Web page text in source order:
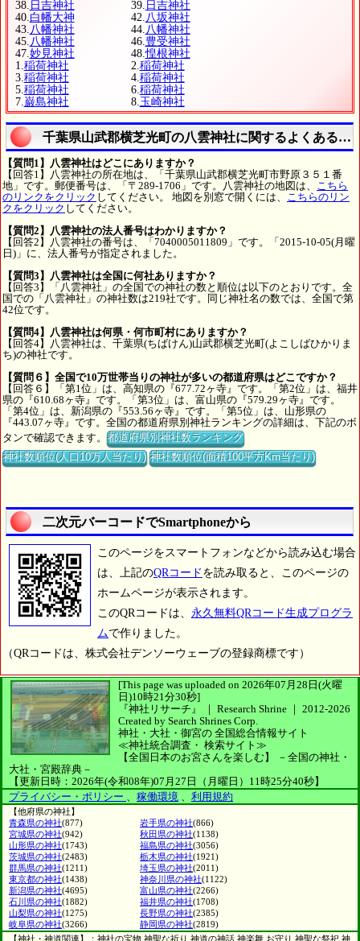
38. 日吉神社 39. 日吉神社
40.白幡大神 42.八坂神社
43.八幡神社 44.八幡神社
45.八幡神社 46.豊受神社
47.妙見神社 48.惶根神社
1.稲荷神社 2.稲荷神社
3.稲荷神社 4.稲荷神社
5.稲荷神社 6.稲荷神社
7.巌島神社 8.玉崎神社
千葉県山武郡横芝光町の八雲神社に関するよくある質
【質問1】八雲神社はどこにありますか？
【回答1】八雲神社の所在地は、「千葉県山武郡横芝光町市野原３５１番
地」です。郵便番号は、「〒289-1706」です。八雲神社の地図は、 こちら
のリンクをクリック してください。 地図を別窓で開くには、 こちらのリン
クをクリック してください。
【質問2】八雲神社の法人番号はわかりますか？
【回答2】八雲神社の番号は、「7040005011809」です。「2015-10-05(月曜
日)」に、法人番号が指定されました。
【質問3】八雲神社は全国に何社ありますか？
【回答3】「八雲神社」の全国での神社の数と順位は以下のとおりです。全
国での「八雲神社」の神社数は219社です。同じ神社名の数では、全国で第
42位です。
【質問4】八雲神社は何県・何市町村にありますか？
【回答4】八雲神社は、千葉県(ちばけん)山武郡横芝光町(よこしばひかりま
ち)の神社です。
【質問６】全国で10万世帯当りの神社が多いの都道府県はどこですか？
【回答６】「第1位」は、高知県の『677.72ヶ寺』です。「第2位」は、福井
県の『610.68ヶ寺』です。「第3位」は、富山県の『579.29ヶ寺』です。
「第4位」は、新潟県の『553.56ヶ寺』です。「第5位」は、山形県の
『443.07ヶ寺』です。全国の都道府県別神社ランキングの詳細は、下記のボ
タンで確認できます。都道府県別神社数ランキング
神社数順位(人口10万人当たり) 神社数順位(面積100平方Km当たり)
二次元バーコードでSmartphoneから
このページをスマートフォンなどから読み込む場合
は、上記のQRコード を読み取ると、このページの
ホームページが表示されます。
このQRコードは、 永久無料QRコード生成プログラ
ムで作りました。
（QRコードは、株式会社デンソーウェーブの登録商標です）
[This page was uploaded on 2026年07月28日(火曜
日)10時21分30秒]
『神社リサーチ』 ｜ Research Shrine ｜ 2012-2026
Created by Search Shrines Corp.
神社・大社・御宮の 全国総合情報サイト
≪神社統合調査・ 検索サイト≫
【全国日本のお宮さんを楽しむ】
－全国の神社・
大社・宮殿辞典－
【更新日時：2026年(令和08年)07月27日（月曜日）11時25分40秒】
プライバシー・ポリシー 、 稼働環境 、 利用規約
【他府県の神社】
青森県の神社(877) 岩手県の神社(866)
宮城県の神社(942) 秋田県の神社(1138)
山形県の神社(1743) 福島県の神社(3056)
茨城県の神社(2483) 栃木県の神社(1921)
群馬県の神社(1211) 埼玉県の神社(2011)
東京都の神社(1438) 神奈川県の神社(1122)
新潟県の神社(4695) 富山県の神社(2266)
石川県の神社(1882) 福井県の神社(1708)
山梨県の神社(1275) 長野県の神社(2385)
岐阜県の神社(3266) 静岡県の神社(2819)
【神社・神道関連】：神社の宝物 神聖な祈り 神道の神話 神楽舞 お守り 神聖な祭祀 神